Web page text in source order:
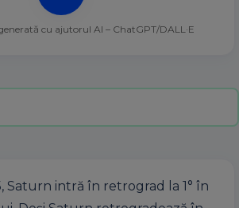
cu ajutorul AI – ChatGPT/DALL·E
Saturn intră în retrograd la 1° în